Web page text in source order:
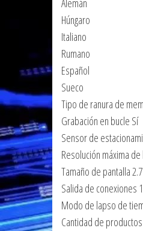
Alemán
Húngaro
Italiano
Rumano
Español
Sueco
Tipo de ranura de
Grabación en bucle Sí
Sensor de
Resolución máxima
Tamaño de pantalla
Salida de conexiones
Modo de lapso de
Cantidad de